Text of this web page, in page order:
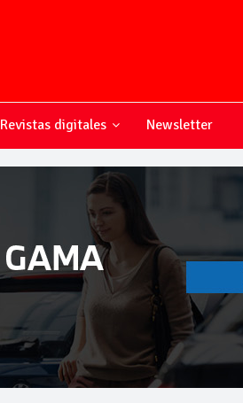
Revistas digitales Newsletter